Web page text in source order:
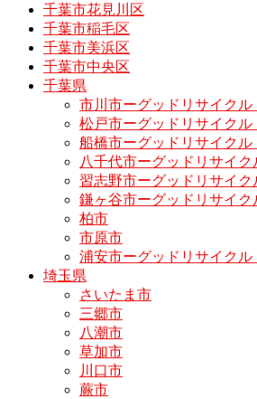
千葉市花見川区
千葉市稲毛区
千葉市美浜区
千葉市中央区
千葉県
市川市ーグッドリサイク
松戸市ーグッドリサイク
船橋市ーグッドリサイク
八千代市ーグッドリサイ
習志野市ーグッドリサイ
鎌ヶ谷市ーグッドリサイ
柏市
市原市
浦安市ーグッドリサイク
埼玉県
さいたま市
三郷市
八潮市
草加市
川口市
蕨市